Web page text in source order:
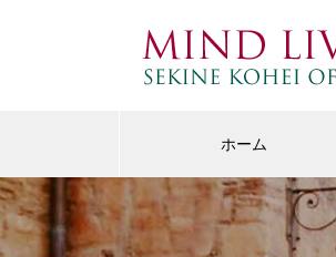
ホーム